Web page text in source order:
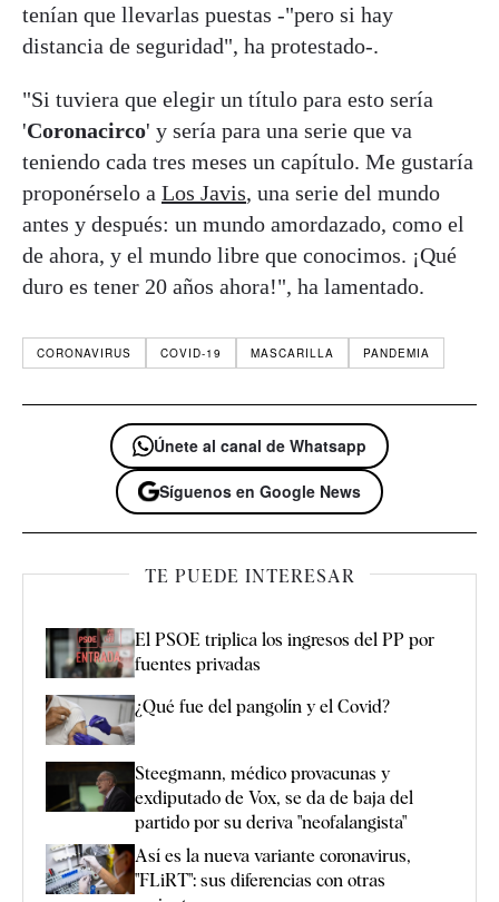
tenían que llevarlas puestas -"pero si hay
distancia de seguridad", ha protestado-.
"Si tuviera que elegir un título para esto sería
'Coronacirco' y sería para una serie que va
teniendo cada tres meses un capítulo. Me gustaría
proponérselo a Los Javis, una serie del mundo
antes y después: un mundo amordazado, como el
de ahora, y el mundo libre que conocimos. ¡Qué
duro es tener 20 años ahora!", ha lamentado.
CORONAVIRUS COVID-19 MASCARILLA PANDEMIA
Únete al canal de Whatsapp
Síguenos en Google News
TE PUEDE INTERESAR
El PSOE triplica los ingresos del PP por
fuentes privadas
¿Qué fue del pangolín y el Covid?
Steegmann, médico provacunas y
exdiputado de Vox, se da de baja del
partido por su deriva "neofalangista"
Así es la nueva variante coronavirus,
"FLiRT": sus diferencias con otras